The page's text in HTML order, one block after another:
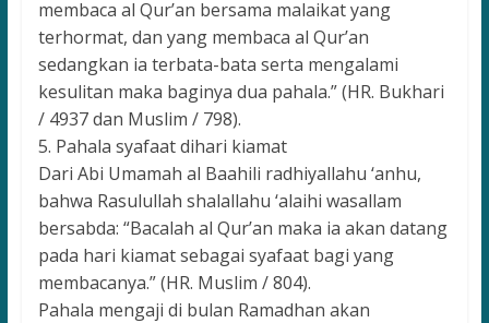
membaca al Qur’an bersama malaikat yang
terhormat, dan yang membaca al Qur’an
sedangkan ia terbata-bata serta mengalami
kesulitan maka baginya dua pahala.” (HR. Bukhari
/ 4937 dan Muslim / 798).
5. Pahala syafaat dihari kiamat
Dari Abi Umamah al Baahili radhiyallahu ‘anhu,
bahwa Rasulullah shalallahu ‘alaihi wasallam
bersabda: “Bacalah al Qur’an maka ia akan datang
pada hari kiamat sebagai syafaat bagi yang
membacanya.” (HR. Muslim / 804).
Pahala mengaji di bulan Ramadhan akan